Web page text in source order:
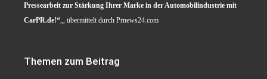
Pressearbeit zur Stärkung Ihrer Marke in der Automobilindustrie mit
CarPR.de!“ „, übermittelt durch Prnews24.com
Themen zum Beitrag